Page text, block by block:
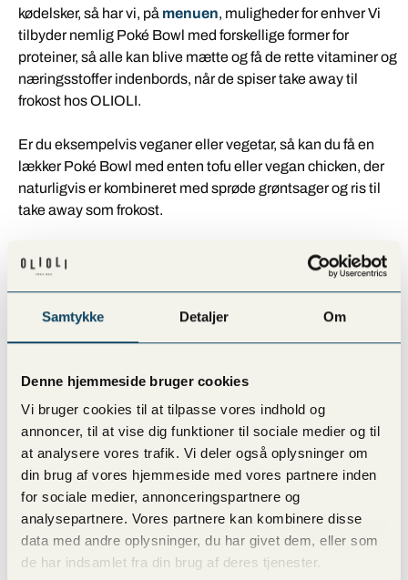
Samtykke Detaljer Om
Denne hjemmeside bruger cookies
Vi bruger cookies til at tilpasse vores indhold og
annoncer, til at vise dig funktioner til sociale medier og til
at analysere vores trafik. Vi deler også oplysninger om
din brug af vores hjemmeside med vores partnere inden
for sociale medier, annonceringspartnere og
analysepartnere. Vores partnere kan kombinere disse
data med andre oplysninger, du har givet dem, eller som
de har indsamlet fra din brug af deres tjenester.
kødelsker, så har vi, på menuen, muligheder for enhver Vi
tilbyder nemlig Poké Bowl med forskellige former for
proteiner, så alle kan blive mætte og få de rette vitaminer og
næringsstoffer indenbords, når de spiser take away til
frokost hos OLIOLI.
Er du eksempelvis veganer eller vegetar, så kan du få en
lækker Poké Bowl med enten tofu eller vegan chicken, der
naturligvis er kombineret med sprøde grøntsager og ris til
take away som frokost.
Til pescetaren, eller personen, der bare elsker fisk, har vi
Poké Bowls med både laks og tun, og derudover kan man
også få tempura rejer i sin Poké Bowl, hvis dette kunne
friste som take away i København.
Poké Bowl med kød, kan man vælge imellem saftig kylling,
krydret and eller oksekød, der giver en proteinrig frokost.
Derudover finder du også lækre juices, der er
smagssammensat på bedste vis, så du får et kick af vitamin
samtidig med, at du vil nyde den gode smag.
Take away til den lille sult i København
Er du ikke super sulten, eller kunne du bare godt tænke dig
noget frokost, der er mindre tungt, men som stadig er